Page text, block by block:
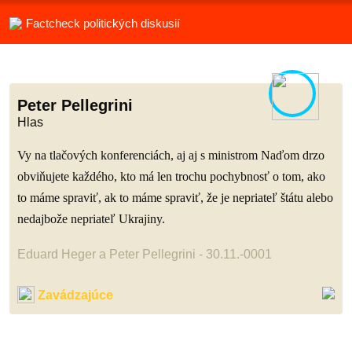
Factcheck politických diskusií
Peter Pellegrini
Hlas
Vy na tlačových konferenciách, aj aj s ministrom Naďom drzo
obviňujete každého, kto má len trochu pochybnosť o tom, ako
to máme spraviť, ak to máme spraviť, že je nepriateľ štátu alebo
nedajbože nepriateľ Ukrajiny.
Eduard Heger a Peter Pellegrini - 30.11.-0001
Zavádzajúce